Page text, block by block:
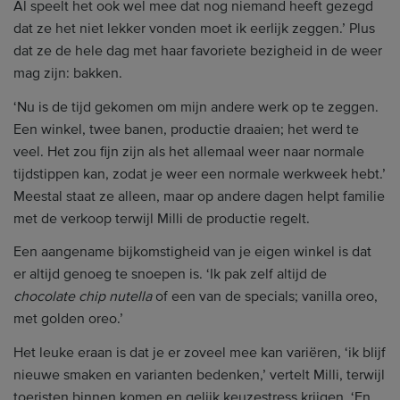
Al speelt het ook wel mee dat nog niemand heeft gezegd
dat ze het niet lekker vonden moet ik eerlijk zeggen.’ Plus
dat ze de hele dag met haar favoriete bezigheid in de weer
mag zijn: bakken.
‘Nu is de tijd gekomen om mijn andere werk op te zeggen.
Een winkel, twee banen, productie draaien; het werd te
veel. Het zou fijn zijn als het allemaal weer naar normale
tijdstippen kan, zodat je weer een normale werkweek hebt.’
Meestal staat ze alleen, maar op andere dagen helpt familie
met de verkoop terwijl Milli de productie regelt.
Een aangename bijkomstigheid van je eigen winkel is dat
er altijd genoeg te snoepen is. ‘Ik pak zelf altijd de
chocolate chip nutellaof een van de specials; vanilla oreo,
met golden oreo.’
Het leuke eraan is dat je er zoveel mee kan variëren, ‘ik blijf
nieuwe smaken en varianten bedenken,’ vertelt Milli, terwijl